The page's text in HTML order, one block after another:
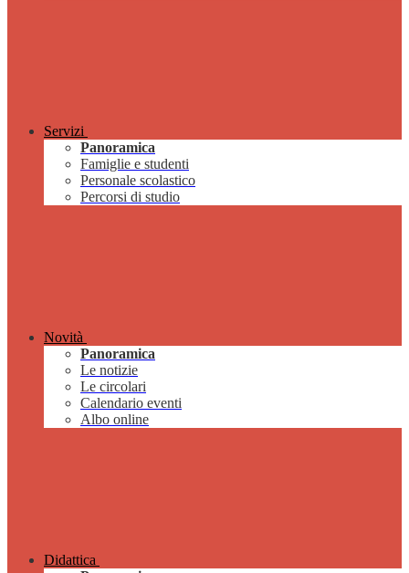
Servizi
Panoramica
Famiglie e studenti
Personale scolastico
Percorsi di studio
Novità
Panoramica
Le notizie
Le circolari
Calendario eventi
Albo online
Didattica